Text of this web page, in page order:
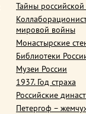
Тайны
мировой войны
Монастырские
Библиотеки
Музеи России
1937. Год страха
Российские
Петергоф –